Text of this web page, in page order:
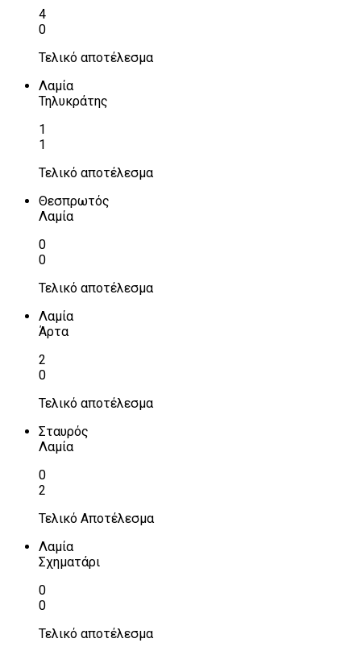
4
0
Τελικό αποτέλεσμα
Λαμία
Τηλυκράτης
1
1
Τελικό αποτέλεσμα
Θεσπρωτός
Λαμία
0
0
Τελικό αποτέλεσμα
Λαμία
Άρτα
2
0
Τελικό αποτέλεσμα
Σταυρός
Λαμία
0
2
Τελικό Αποτέλεσμα
Λαμία
Σχηματάρι
0
0
Τελικό αποτέλεσμα